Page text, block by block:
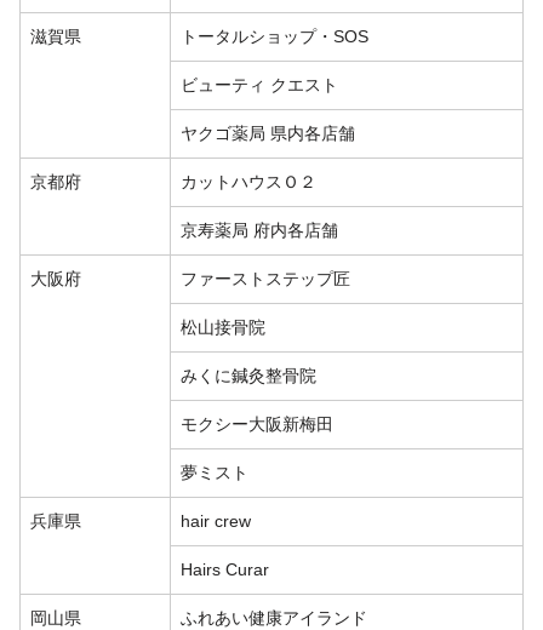
滋賀県 トータルショップ・SOS
ビューティ クエスト
ヤクゴ薬局 県内各店舗
京都府 カットハウスＯ２
京寿薬局 府内各店舗
大阪府 ファーストステップ匠
松山接骨院
みくに鍼灸整骨院
モクシー大阪新梅田
夢ミスト
兵庫県 hair crew
Hairs Curar
岡山県 ふれあい健康アイランド